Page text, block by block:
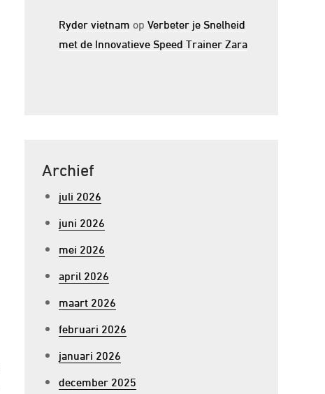
Ryder vietnam op Verbeter je Snelheid
met de Innovatieve Speed Trainer Zara
Archief
juli 2026
juni 2026
mei 2026
april 2026
maart 2026
februari 2026
januari 2026
december 2025